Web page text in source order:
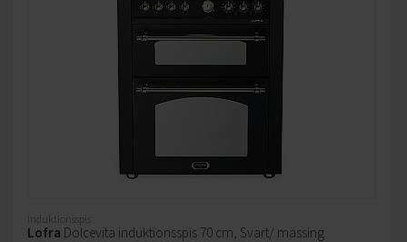
Induktionsspis
Lofra Dolcevita induktionsspis 70 cm, Svart/ mässing